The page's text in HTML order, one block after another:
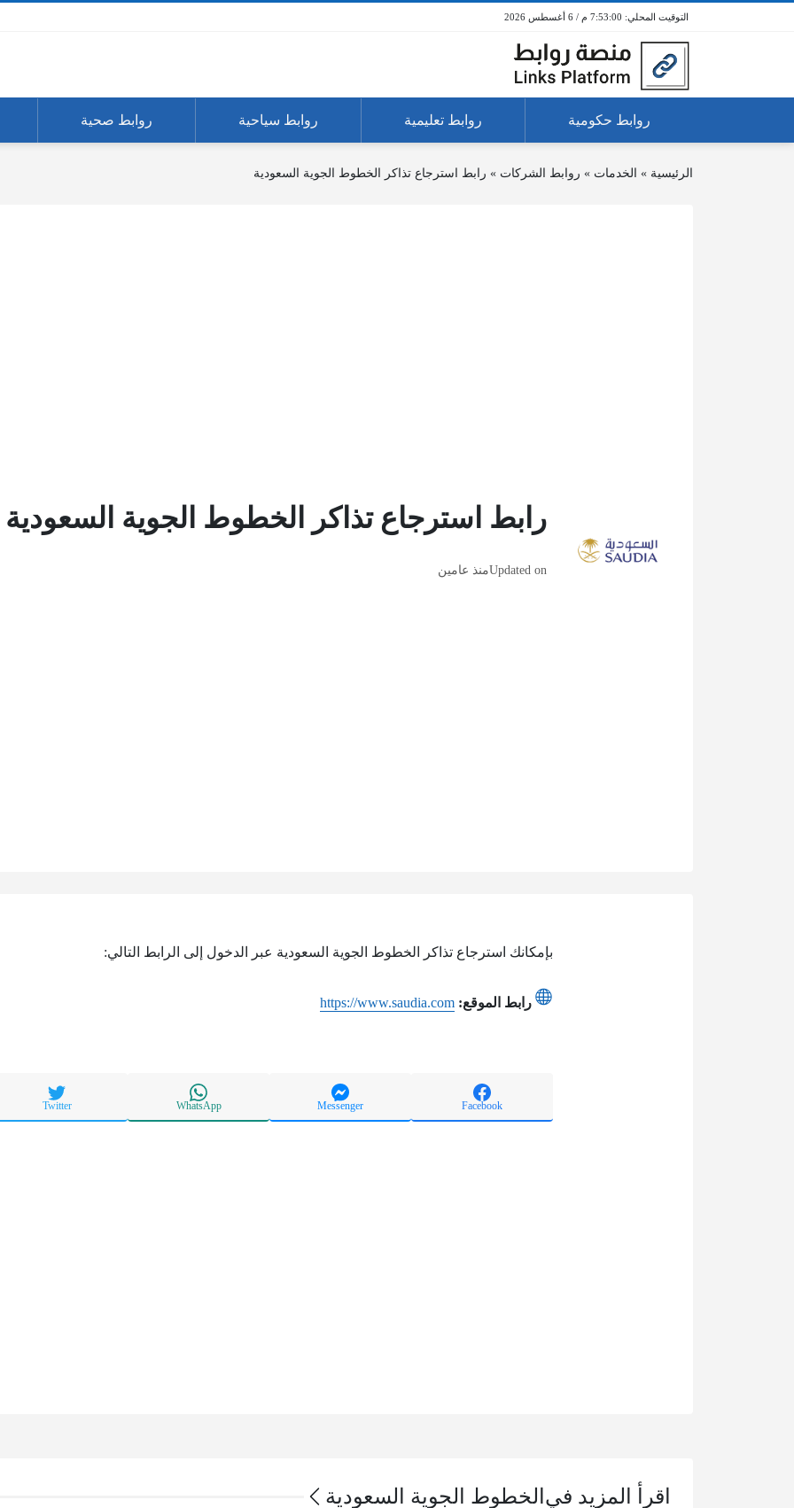
7:53:00 م / 6 أغسطس 2026
روابط حكومية روابط تعليمية روابط سياحية روابط صحية
الرئيسية » الخدمات » روابط الشركات » رابط استرجاع تذاكر الخطوط الجوية السعودية
رابط استرجاع تذاكر الخطوط الجوية السعودية
Updated onمنذ عامين
بإمكانك استرجاع تذاكر الخطوط الجوية السعودية عبر الدخول إلى الرابط التالي:
رابط الموقع: https://www.saudia.com
Facebook
Messenger
WhatsApp
Twitter
اقرأ المزيد في الخطوط الجوية السعودية